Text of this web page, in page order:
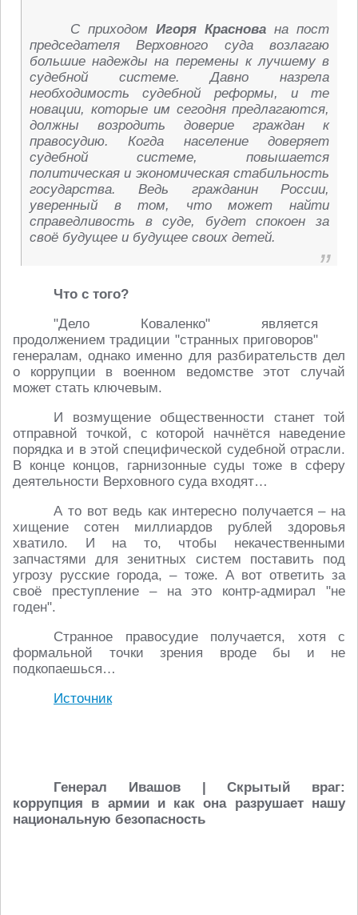
С приходом Игоря Краснова на пост
председателя Верховного суда возлагаю
большие надежды на перемены к лучшему в
судебной системе. Давно назрела
необходимость судебной реформы, и те
новации, которые им сегодня предлагаются,
должны возродить доверие граждан к
правосудию. Когда население доверяет
судебной системе, повышается
политическая и экономическая стабильность
государства. Ведь гражданин России,
уверенный в том, что может найти
справедливость в суде, будет спокоен за
своё будущее и будущее своих детей.
Что с того?
"Дело Коваленко" является
продолжением традиции "странных приговоров"
генералам, однако именно для разбирательств дел
о коррупции в военном ведомстве этот случай
может стать ключевым.
И возмущение общественности станет той
отправной точкой, с которой начнётся наведение
порядка и в этой специфической судебной отрасли.
В конце концов, гарнизонные суды тоже в сферу
деятельности Верховного суда входят…
А то вот ведь как интересно получается – на
хищение сотен миллиардов рублей здоровья
хватило. И на то, чтобы некачественными
запчастями для зенитных систем поставить под
угрозу русские города, – тоже. А вот ответить за
своё преступление – на это контр-адмирал "не
годен".
Странное правосудие получается, хотя с
формальной точки зрения вроде бы и не
подкопаешься…
Источник
Генерал Ивашов | Скрытый враг:
коррупция в армии и как она разрушает нашу
национальную безопасность